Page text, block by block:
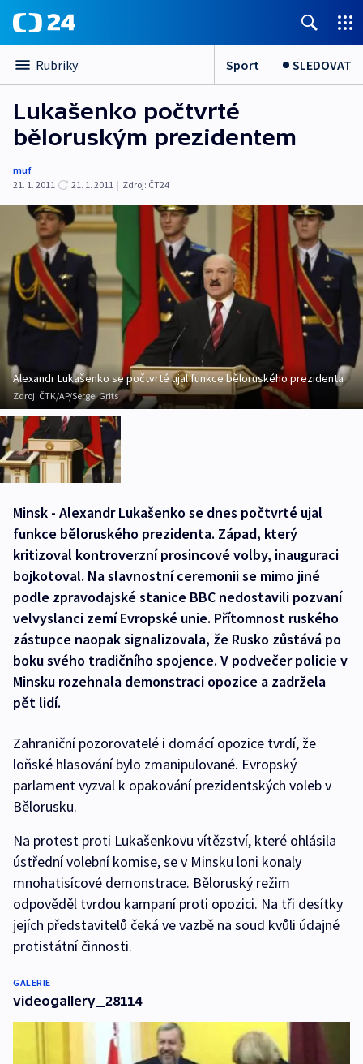
Rubriky Sport SLEDOVAT
Lukašenko počtvrté
běloruským prezidentem
muf
21. 1. 2011
21. 1. 2011 | Zdroj: ČT24
Alexandr Lukašenko se počtvrté ujal funkce běloruského prezidenta
Zdroj: ČTK/AP/Sergei Grits
Minsk - Alexandr Lukašenko se dnes počtvrté ujal
funkce běloruského prezidenta. Západ, který
kritizoval kontroverzní prosincové volby, inauguraci
bojkotoval. Na slavnostní ceremonii se mimo jiné
podle zpravodajské stanice BBC nedostavili pozvaní
velvyslanci zemí Evropské unie. Přítomnost ruského
zástupce naopak signalizovala, že Rusko zůstává po
boku svého tradičního spojence. V podvečer policie v
Minsku rozehnala demonstraci opozice a zadržela
pět lidí.
Zahraniční pozorovatelé i domácí opozice tvrdí, že
loňské hlasování bylo zmanipulované. Evropský
parlament vyzval k opakování prezidentských voleb v
Bělorusku.
Na protest proti Lukašenkovu vítězství, které ohlásila
ústřední volební komise, se v Minsku loni konaly
mnohatisícové demonstrace. Běloruský režim
odpověděl tvrdou kampaní proti opozici. Na tři desítky
jejích představitelů čeká ve vazbě na soud kvůli údajné
protistátní činnosti.
GALERIE
videogallery_28114